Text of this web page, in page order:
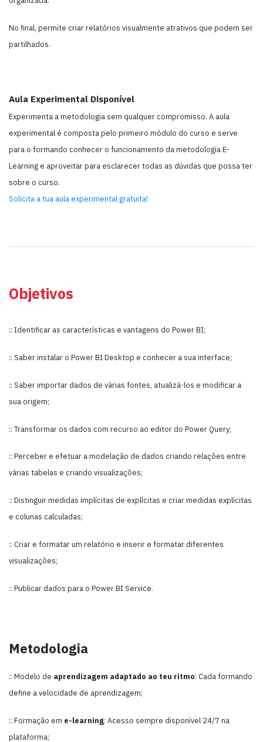
No final, permite criar relatórios visualmente atrativos que podem ser
partilhados.
Aula Experimental Disponível
Experimenta a metodologia sem qualquer compromisso. A aula
experimental é composta pelo primeiro módulo do curso e serve
para o formando conhecer o funcionamento da metodologia E-
Learning e aproveitar para esclarecer todas as dúvidas que possa ter
sobre o curso.
Solicita a tua aula experimental gratuita!
Objetivos
:: Identificar as características e vantagens do Power BI;
:: Saber instalar o Power BI Desktop e conhecer a sua interface;
:: Saber importar dados de várias fontes, atualizá-los e modificar a
sua origem;
:: Transformar os dados com recurso ao editor do Power Query;
:: Perceber e efetuar a modelação de dados criando relações entre
várias tabelas e criando visualizações;
:: Distinguir medidas implícitas de explícitas e criar medidas explícitas
e colunas calculadas;
:: Criar e formatar um relatório e inserir e formatar diferentes
visualizações;
:: Publicar dados para o Power BI Service.
Metodologia
:: Modelo de aprendizagem adaptado ao teu ritmo: Cada formando
define a velocidade de aprendizagem;
:: Formação em e-learning: Acesso sempre disponível 24/7 na
plataforma;